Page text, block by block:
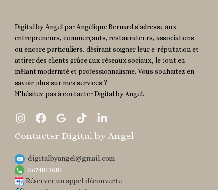
Digital by Angel par Angélique Bernard s'adresse aux
entrepreneurs, commerçants, restaurateurs, associations
ou encore particuliers, désirant soigner leur e-réputation et
attirer des clients grâce aux réseaux sociaux, le tout en
mêlant modernité et professionnalisme. Vous souhaitez en
savoir plus sur mes services ?
N'hésitez pas à contacter Digital by Angel.
Contacter Digital by Angel
digitalbyangel@gmail.com​
0674813081
Réserver un appel découverte